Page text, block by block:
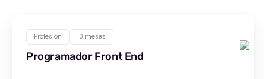
Profesión 10 meses
Programador Front End